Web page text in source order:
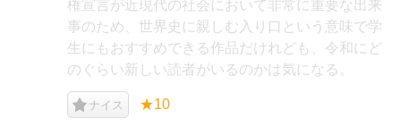
権宣言が近現代の社会において非常に重要な出来
事のため、世界史に親しむ入り口という意味で学
生にもおすすめできる作品だけれども、令和にど
のぐらい新しい読者がいるのかは気になる。
ナイス ★10